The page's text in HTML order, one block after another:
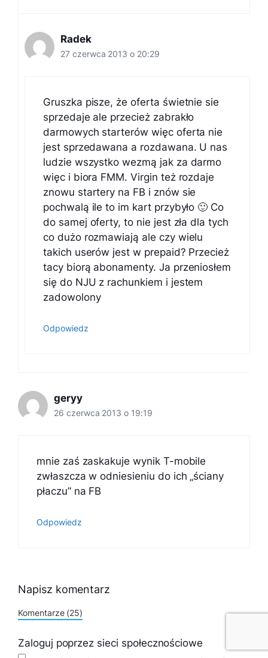
Radek
27 czerwca 2013 o 20:29
Gruszka pisze, że oferta świetnie sie
sprzedaje ale przecież zabrakło
darmowych starterów więc oferta nie
jest sprzedawana a rozdawana. U nas
ludzie wszystko wezmą jak za darmo
więc i biora FMM. Virgin też rozdaje
znowu startery na FB i znów sie
pochwalą ile to im kart przybyło 🙂 Co
do samej oferty, to nie jest zła dla tych
co dużo rozmawiają ale czy wielu
takich userów jest w prepaid? Przecież
tacy biorą abonamenty. Ja przeniosłem
się do NJU z rachunkiem i jestem
zadowolony
Odpowiedz
geryy
26 czerwca 2013 o 19:19
mnie zaś zaskakuje wynik T-mobile
zwłaszcza w odniesieniu do ich „ściany
płaczu” na FB
Odpowiedz
Napisz komentarz
Komentarze (25)
Zaloguj poprzez sieci społecznościowe